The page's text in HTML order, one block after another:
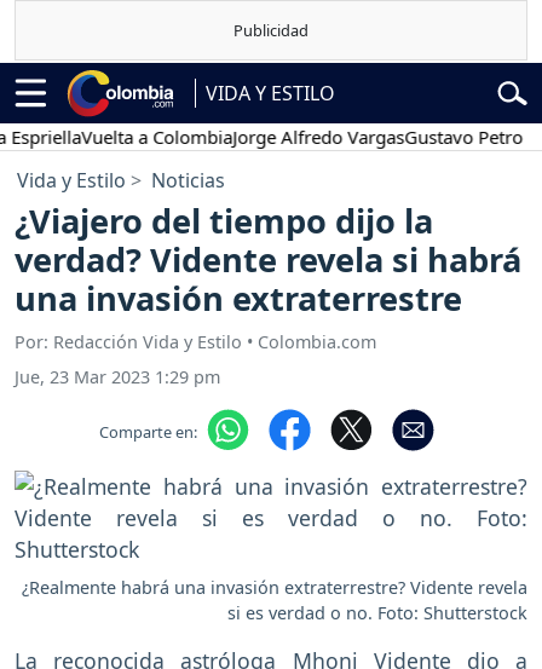
VIDA Y ESTILO
Vuelta a ColombiaJorge Alfredo Vargas Gustavo Petro
Vida y Estilo Noticias
¿Viajero del tiempo dijo la
verdad? Vidente revela si habrá
una invasión extraterrestre
Por: Redacción Vida y Estilo • Colombia.com
Jue, 23 Mar 2023 1:29 pm
Comparte en:
¿Realmente habrá una invasión extraterrestre? Vidente revela
si es verdad o no. Foto: Shutterstock
La reconocida astróloga Mhoni Vidente dio a